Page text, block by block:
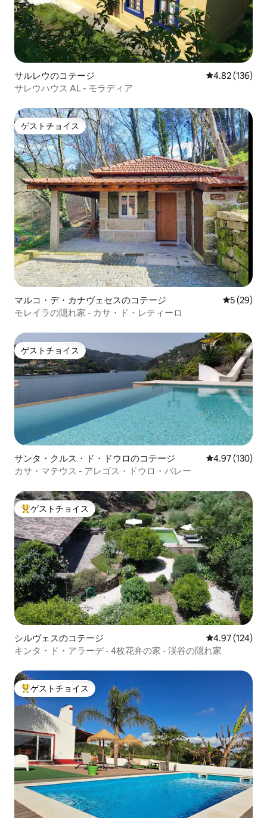
サルレウのコテージ レビュー136
4.82 (136)
サレウハウス AL - モラディア
ゲストチョイス
ゲストチョイス
マルコ・デ・カナヴェセスのコテージ レビュー
5 (29)
モレイラの隠れ家 - カサ・ド・レティーロ
ゲストチョイス
ゲストチョイス
サンタ・クルス・ド・ドウロのコテージ レビュー130
4.97 (130)
カサ・マテウス - アレゴス・ドウロ・バレー
大好評のゲストチョイスです。
ゲストチョイス
シルヴェスのコテージ レビュー124
4.97 (124)
キンタ・ド・アラーデ - 4枚花弁の家 - 渓谷の隠れ家
大好評のゲストチョイスです。
ゲストチョイス